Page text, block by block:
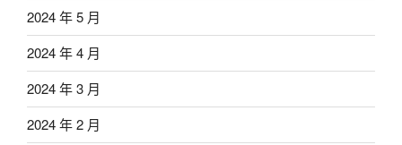
2024 年 5 月
2024 年 4 月
2024 年 3 月
2024 年 2 月